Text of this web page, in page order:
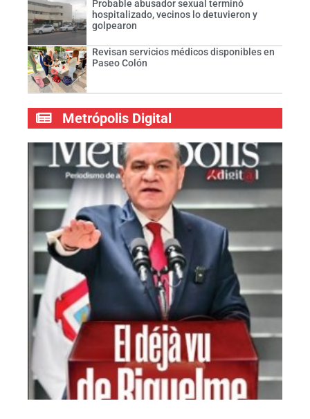
Probable abusador sexual terminó
hospitalizado, vecinos lo detuvieron y
golpearon
Revisan servicios médicos disponibles en
Paseo Colón
Metrópolis Digital